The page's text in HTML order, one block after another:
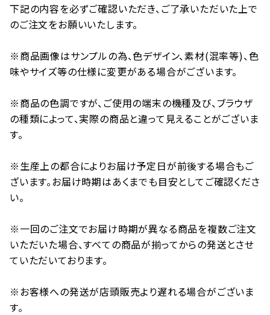
下記の内容を必ずご確認いただき、ご了承いただいた上で
のご注文をお願いいたします。
※商品画像はサンプルの為、色デザイン、素材(混率等)、色
味やサイズ等の仕様に変更がある場合がございます。
※商品の色調ですが、ご使用の端末の機種及び、ブラウザ
の種類によって、実際の商品と違って見えることがございま
す。
※生産上の都合によりお届け予定日が前後する場合もご
ざいます。お届け時期はあくまでも目安としてご確認くださ
い。
※一回のご注文でお届け時期が異なる商品を複数ご注文
いただいた場合、すべての商品が揃ってからの発送とさせ
ていただいております。
※お客様への発送が店頭販売より遅れる場合がございま
す。